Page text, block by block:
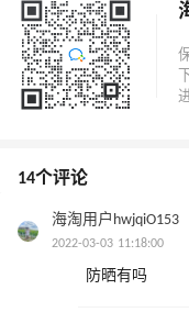
14个评论
海淘用户hwjqiO153
2022-03-03 11:18:00
防晒有吗